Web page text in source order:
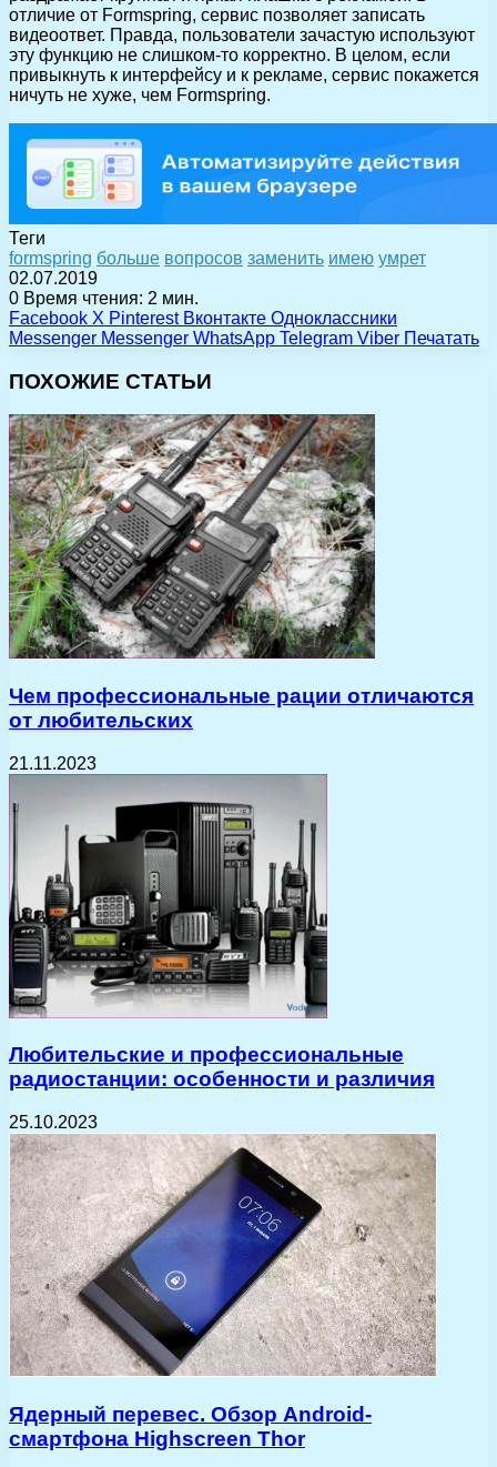
отличие от Formspring, сервис позволяет записать
видеоответ. Правда, пользователи зачастую используют
эту функцию не слишком-то корректно. В целом, если
привыкнуть к интерфейсу и к рекламе, сервис покажется
ничуть не хуже, чем Formspring.
Теги
formspring больше вопросов заменить имею умрет
02.07.2019
0 Время чтения: 2 мин.
Facebook X Pinterest Вконтакте Одноклассники
Messenger Messenger WhatsApp Telegram Viber Печатать
ПОХОЖИЕ СТАТЬИ
Чем профессиональные рации отличаются
от любительских
21.11.2023
Любительские и профессиональные
радиостанции: особенности и различия
25.10.2023
Ядерный перевес. Обзор Android-
смартфона Highscreen Thor